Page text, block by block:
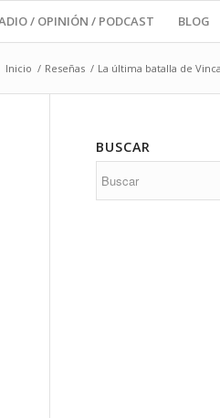
/ OPINIÓN / PODCAST BLOG
Inicio / Reseñas / La última batalla de
BUSCAR